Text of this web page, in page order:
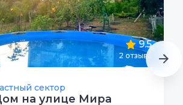
9.5
2 отзыва
сектор
на улице Мира